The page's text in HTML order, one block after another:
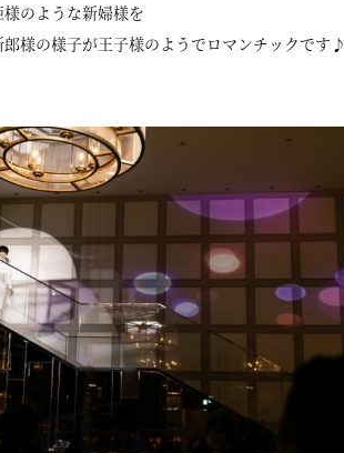
のような新婦様を
様の様子が王子様のようでロマンチックです♪